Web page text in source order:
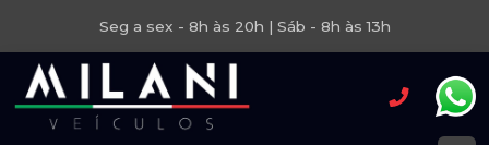
Seg a sex - 8h às 20h | Sáb - 8h às 13h